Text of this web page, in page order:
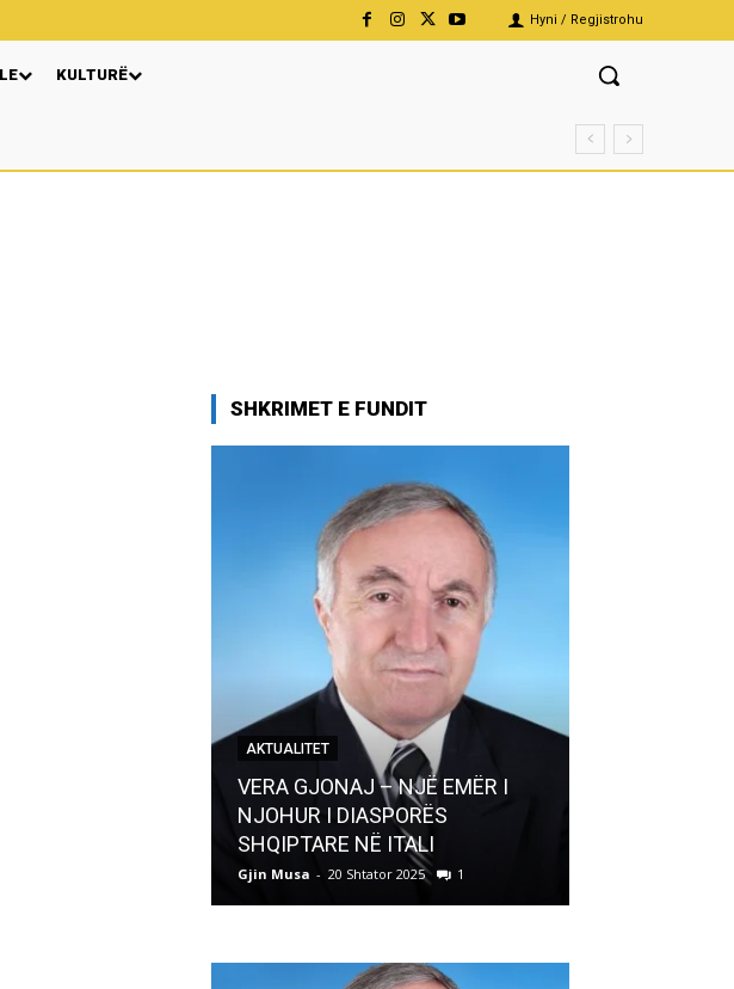
Hyni / Regjistrohu
KULTURË
SHKRIMET E FUNDIT
AKTUALITET
VERA GJONAJ – NJË EMËR I
NJOHUR I DIASPORËS
SHQIPTARE NË ITALI
Gjin Musa - 20 Shtator 2025 1